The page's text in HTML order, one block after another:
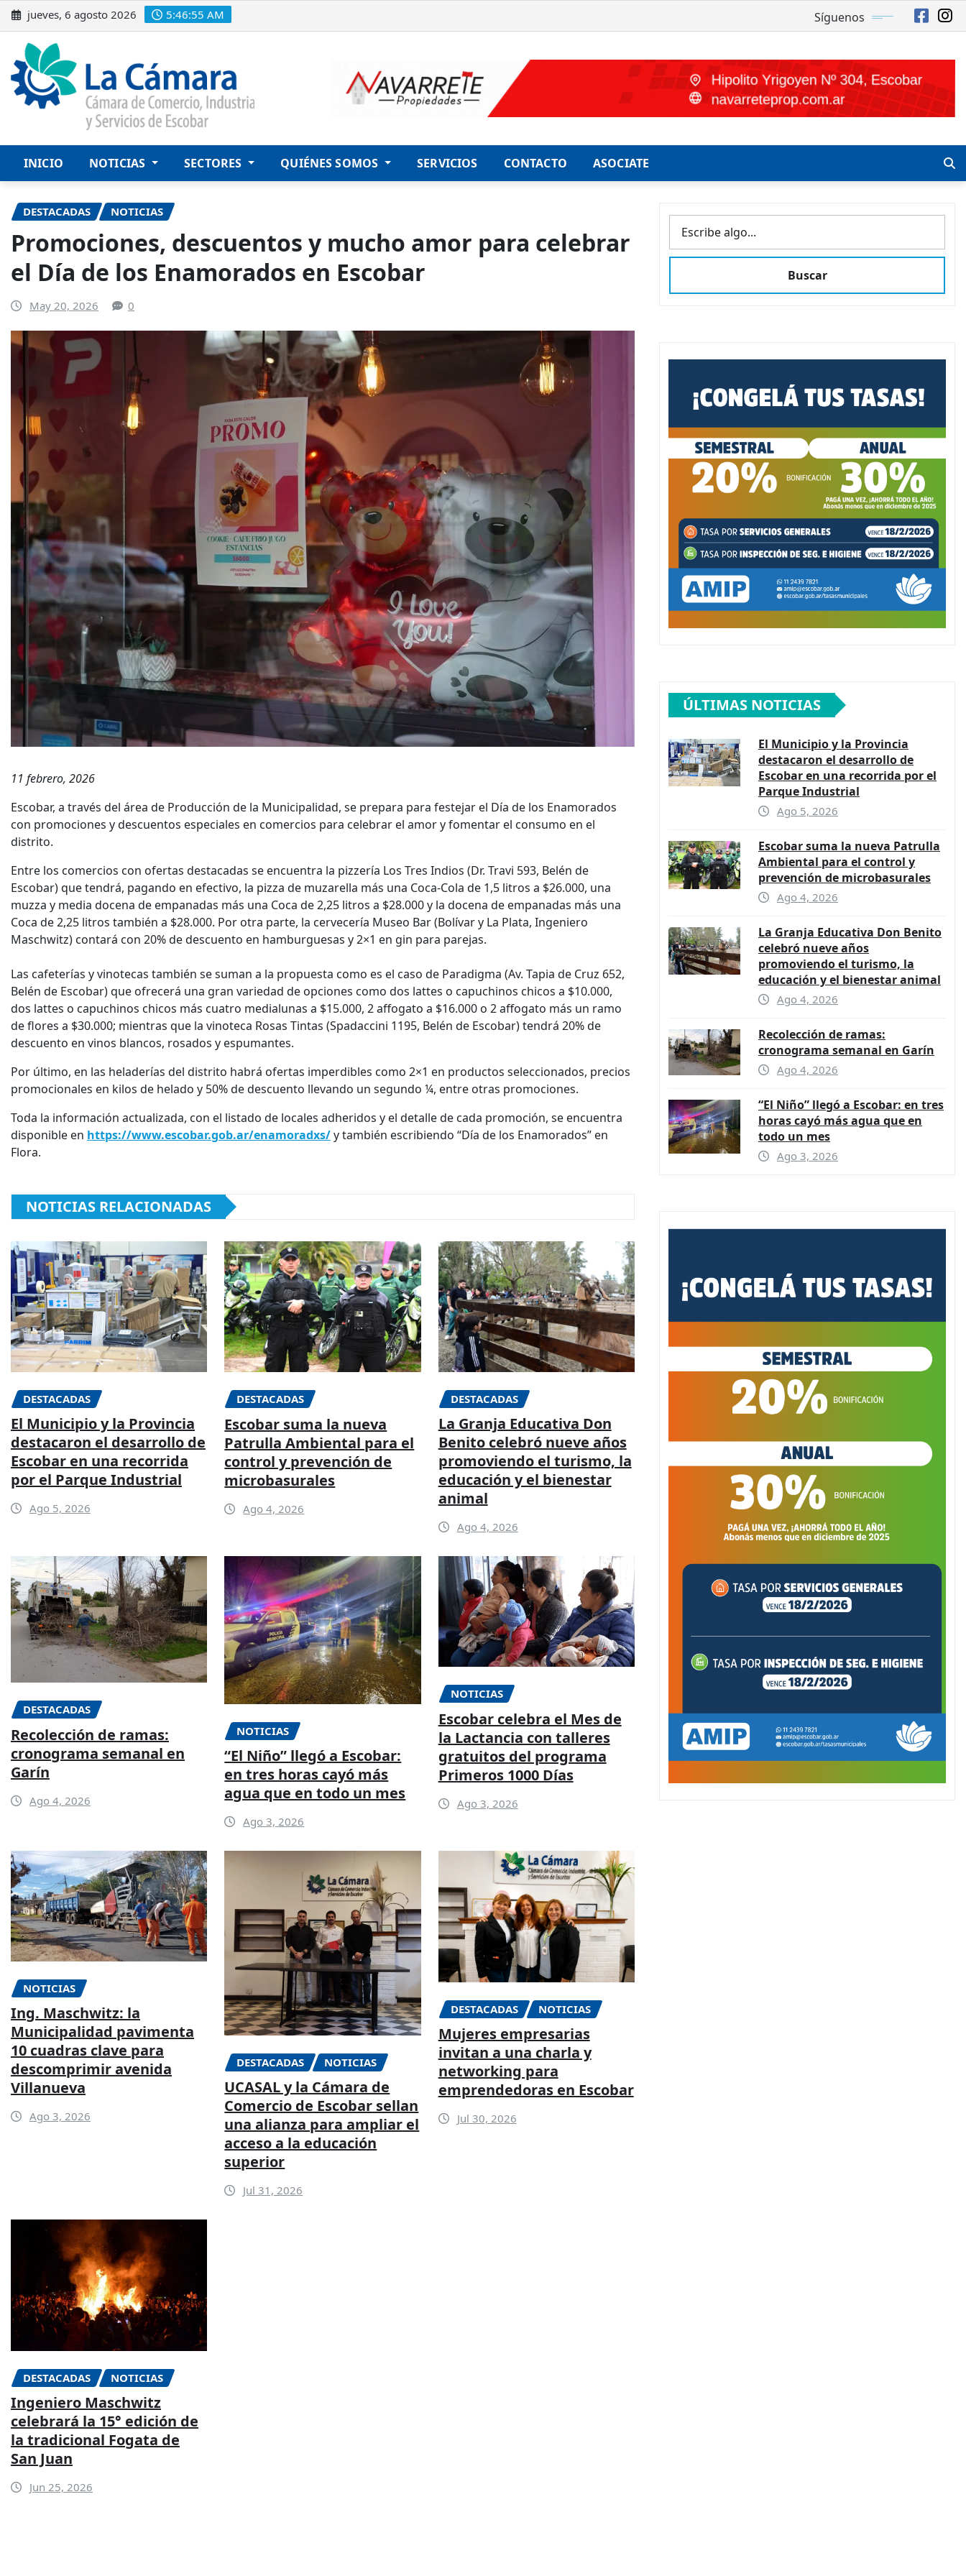
Saltar
contenido
jueves, 6 agosto 2026 5:46:57 AM Síguenos
INICIO NOTICIAS SECTORES QUIÉNES SOMOS SERVICIOS CONTACTO ASOCIATE
DESTACADAS NOTICIAS
Promociones, descuentos y mucho amor para celebrar
el Día de los Enamorados en Escobar
May 20, 2026 0
11 febrero, 2026
Escobar, a través del área de Producción de la Municipalidad, se prepara para festejar el Día de los Enamorados
con promociones y descuentos especiales en comercios para celebrar el amor y fomentar el consumo en el
distrito.
Entre los comercios con ofertas destacadas se encuentra la pizzería Los Tres Indios (Dr. Travi 593, Belén de
Escobar) que tendrá, pagando en efectivo, la pizza de muzarella más una Coca-Cola de 1,5 litros a $26.000, una
muzza y media docena de empanadas más una Coca de 2,25 litros a $28.000 y la docena de empanadas más una
Coca de 2,25 litros también a $28.000. Por otra parte, la cervecería Museo Bar (Bolívar y La Plata, Ingeniero
Maschwitz) contará con 20% de descuento en hamburguesas y 2×1 en gin para parejas.
Las cafeterías y vinotecas también se suman a la propuesta como es el caso de Paradigma (Av. Tapia de Cruz 652,
Belén de Escobar) que ofrecerá una gran variedad de opciones como dos lattes o capuchinos chicos a $10.000,
dos lattes o capuchinos chicos más cuatro medialunas a $15.000, 2 affogato a $16.000 o 2 affogato más un ramo
de flores a $30.000; mientras que la vinoteca Rosas Tintas (Spadaccini 1195, Belén de Escobar) tendrá 20% de
descuento en vinos blancos, rosados y espumantes.
Por último, en las heladerías del distrito habrá ofertas imperdibles como 2×1 en productos seleccionados, precios
promocionales en kilos de helado y 50% de descuento llevando un segundo ¼, entre otras promociones.
Toda la información actualizada, con el listado de locales adheridos y el detalle de cada promoción, se encuentra
disponible en https://www.escobar.gob.ar/enamoradxs/y también escribiendo “Día de los Enamorados” en
Flora.
NOTICIAS RELACIONADAS
DESTACADAS
El Municipio y la Provincia
destacaron el desarrollo de
Escobar en una recorrida
por el Parque Industrial
Ago 5, 2026
DESTACADAS
Escobar suma la nueva
Patrulla Ambiental para el
control y prevención de
microbasurales
Ago 4, 2026
DESTACADAS
La Granja Educativa Don
Benito celebró nueve años
promoviendo el turismo, la
educación y el bienestar
animal
Ago 4, 2026
DESTACADAS
Recolección de ramas:
cronograma semanal en
Garín
Ago 4, 2026
NOTICIAS
“El Niño” llegó a Escobar:
en tres horas cayó más
agua que en todo un mes
Ago 3, 2026
NOTICIAS
Escobar celebra el Mes de
la Lactancia con talleres
gratuitos del programa
Primeros 1000 Días
Ago 3, 2026
NOTICIAS
Ing. Maschwitz: la
Municipalidad pavimenta
10 cuadras clave para
descomprimir avenida
Villanueva
Ago 3, 2026
DESTACADAS NOTICIAS
UCASAL y la Cámara de
Comercio de Escobar sellan
una alianza para ampliar el
acceso a la educación
superior
Jul 31, 2026
DESTACADAS NOTICIAS
Mujeres empresarias
invitan a una charla y
networking para
emprendedoras en Escobar
Jul 30, 2026
DESTACADAS NOTICIAS
Ingeniero Maschwitz
celebrará la 15° edición de
la tradicional Fogata de
San Juan
Jun 25, 2026
BUSCAR
Buscar
ÚLTIMAS NOTICIAS
El Municipio y la Provincia
destacaron el desarrollo de
Escobar en una recorrida por el
Parque Industrial
Ago 5, 2026
Escobar suma la nueva Patrulla
Ambiental para el control y
prevención de microbasurales
Ago 4, 2026
La Granja Educativa Don Benito
celebró nueve años
promoviendo el turismo, la
educación y el bienestar animal
Ago 4, 2026
Recolección de ramas:
cronograma semanal en Garín
Ago 4, 2026
“El Niño” llegó a Escobar: en tres
horas cayó más agua que en
todo un mes
Ago 3, 2026